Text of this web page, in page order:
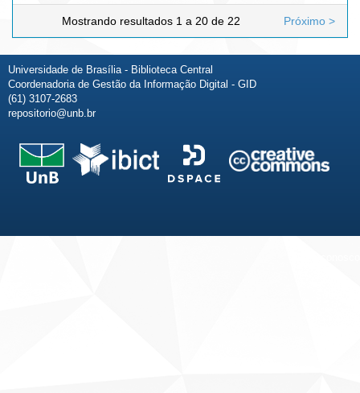
Mostrando resultados 1 a 20 de 22 Próximo >
Universidade de Brasília - Biblioteca Central
Coordenadoria de Gestão da Informação Digital - GID
(61) 3107-2683
repositorio@unb.br